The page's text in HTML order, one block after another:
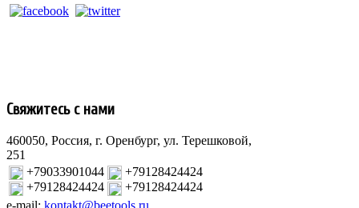
Свяжитесь с нами
460050, Россия, г. Оренбург, ул. Терешковой,
251
+79033901044
+79128424424
+79128424424
+79128424424
e-mail: kontakt@beetools.ru